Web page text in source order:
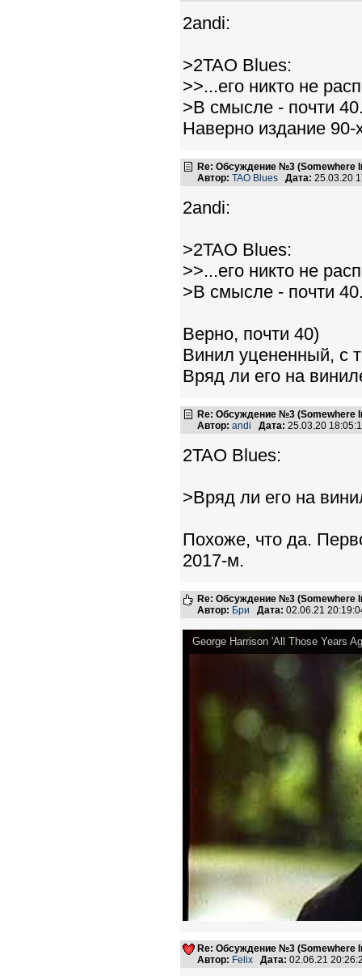
2andi:
>2TAO Blues:
>>...его никто не
>В смысле - почти
Наверно издание 90-
Re: Обсуждение №3 (Somewhere
Автор: TAO Blues Дата: 25.03.20
2andi:
>2TAO Blues:
>>...его никто не
>В смысле - почти
Верно, почти 40)
Винил уцененный, с
Вряд ли его на
Re: Обсуждение №3 (Somewhere
Автор: andi Дата: 25.03.20
2TAO Blues:
>Вряд ли его на
Похоже, что да.
2017-м.
Re: Обсуждение №3 (Somewhere
Автор: Бри Дата: 02.06.21
George Harrison 'All Those Years
Re: Обсуждение №3 (Somewhere
Автор: Felix Дата: 02.06.21